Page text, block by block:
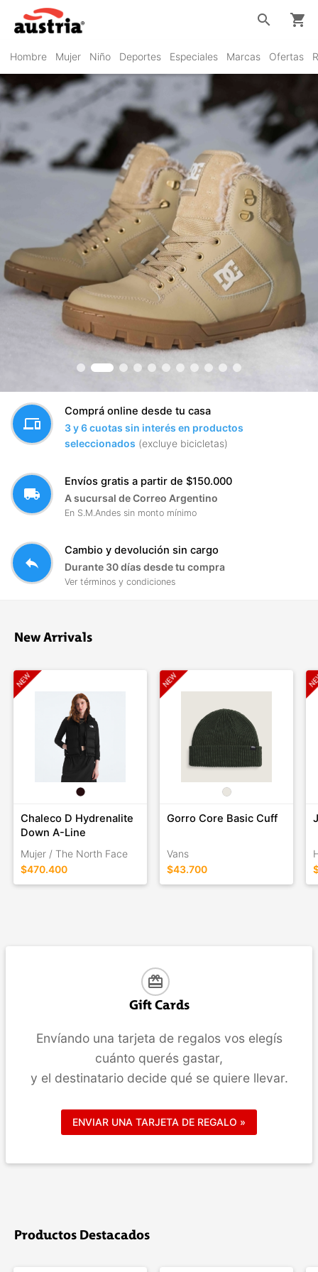
Hombre Mujer Niño Deportes Especiales Marcas Ofertas
search shopping_cart
VER PRODUCTOS
devices
Comprá online desde tu casa
3 y 6 cuotas sin interés en productos
seleccionados (excluye bicicletas)
local_shipping
Envíos gratis a partir de $150.000
A sucursal de Correo Argentino
En S.M.Andes sin monto mínimo
reply
Cambio y devolución sin cargo
Durante 30 días desde tu compra
Ver términos y condiciones
New Arrivals
Chaleco D Hydrenalite
Down A-Line
Mujer / The North Face
$470.400
Gorro Core Basic Cuff
Vans
$43.700
card_giftcard
Gift Cards
Envíando una tarjeta de regalos vos elegís
cuánto querés gastar,
y el destinatario decide qué se quiere llevar.
ENVIAR UNA TARJETA DE REGALO »
Productos Destacados